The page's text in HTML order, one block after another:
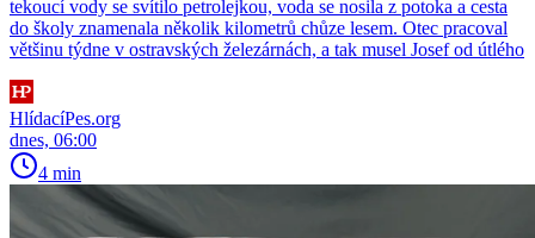
tekoucí vody se svítilo petrolejkou, voda se nosila z potoka a cesta
do školy znamenala několik kilometrů chůze lesem. Otec pracoval
většinu týdne v ostravských železárnách, a tak musel Josef od útlého
HlídacíPes.org
dnes, 06:00
4 min